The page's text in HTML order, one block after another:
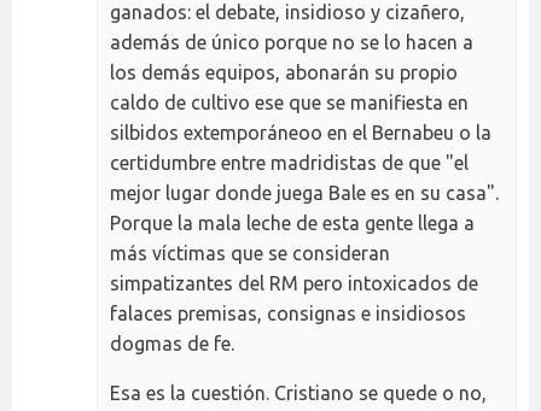
ganados: el debate, insidioso y cizañero,
además de único porque no se lo hacen a
los demás equipos, abonarán su propio
caldo de cultivo ese que se manifiesta en
silbidos extemporáneoo en el Bernabeu o la
certidumbre entre madridistas de que "el
mejor lugar donde juega Bale es en su casa".
Porque la mala leche de esta gente llega a
más víctimas que se consideran
simpatizantes del RM pero intoxicados de
falaces premisas, consignas e insidiosos
dogmas de fe.
Esa es la cuestión. Cristiano se quede o no,